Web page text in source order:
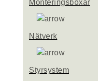
Monteringsboxar
Nätverk
Styrsystem